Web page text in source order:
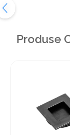
Produse